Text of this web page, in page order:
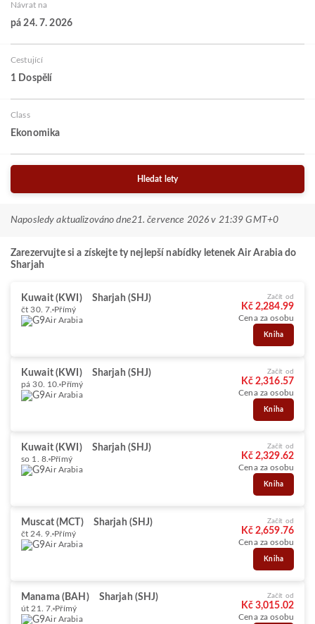
Návrat na
pá 24. 7. 2026
Cestující
1 Dospělí
Class
Ekonomika
Hledat lety
Naposledy aktualizováno dne21. července 2026 v 21:39 GMT+0
Zarezervujte si a získejte ty nejlepší nabídky letenek Air Arabia do
Sharjah
Kuwait (KWI) Sharjah (SHJ)
čt 30. 7. Přímý
Air Arabia
Začít od
Kč 2,284.99
Cena za osobu
Kniha
Kuwait (KWI) Sharjah (SHJ)
pá 30. 10. Přímý
Air Arabia
Začít od
Kč 2,316.57
Cena za osobu
Kniha
Kuwait (KWI) Sharjah (SHJ)
so 1. 8. Přímý
Air Arabia
Začít od
Kč 2,329.62
Cena za osobu
Kniha
Muscat (MCT) Sharjah (SHJ)
čt 24. 9. Přímý
Air Arabia
Začít od
Kč 2,659.76
Cena za osobu
Kniha
Manama (BAH) Sharjah (SHJ)
út 21. 7. Přímý
Air Arabia
Začít od
Kč 3,015.02
Cena za osobu